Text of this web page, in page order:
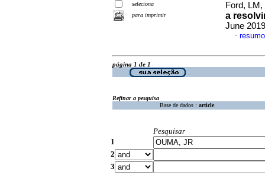
seleciona
para imprimir
Ford,
a
June
·
página 1 de 1
Refinar a pesquisa
Base de dados : article
Pesquisar
1
2
3